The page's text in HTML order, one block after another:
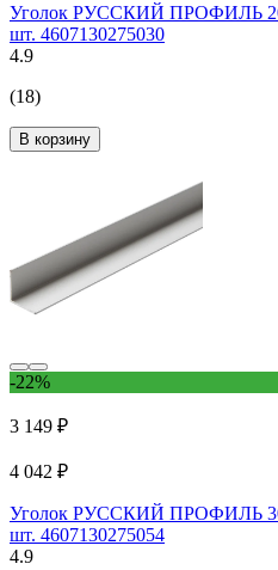
Уголок РУССКИЙ ПРОФИЛЬ
шт. 4607130275030
4.9
(18)
В корзину
-22%
3 149 ₽
4 042 ₽
Уголок РУССКИЙ ПРОФИЛЬ
шт. 4607130275054
4.9